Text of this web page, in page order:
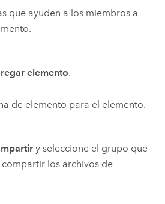
que ayuden a los miembros a
elemento.
de elemento para el elemento.
y seleccione el grupo que
los archivos de